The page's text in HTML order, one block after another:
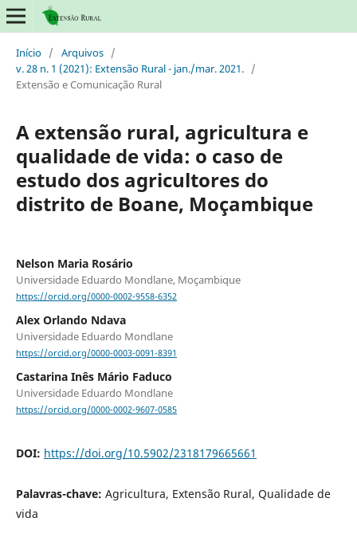
Início / Arquivos /
v. 28 n. 1 (2021): Extensão Rural - jan./mar. 2021. /
Extensão e Comunicação Rural
A extensão rural, agricultura e
qualidade de vida: o caso de
estudo dos agricultores do
distrito de Boane, Moçambique
Nelson Maria Rosário
Universidade Eduardo Mondlane, Moçambique
https://orcid.org/0000-0002-9558-6352
Alex Orlando Ndava
Universidade Eduardo Mondlane
https://orcid.org/0000-0003-0091-8391
Castarina Inês Mário Faduco
Universidade Eduardo Mondlane
https://orcid.org/0000-0002-9607-0585
DOI: https://doi.org/10.5902/2318179665661
Palavras-chave: Agricultura, Extensão Rural, Qualidade de
vida